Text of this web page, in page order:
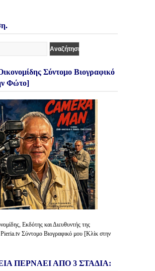
Σύντομο Βιογραφικό
Φώτο]
Εκδότης και Διευθυντής της
Pieria.tv Σύντομο Βιογραφικό μου [Κλίκ στην
ΠΕΡΝΑΕΙ ΑΠΟ 3 ΣΤΑΔΙΑ: